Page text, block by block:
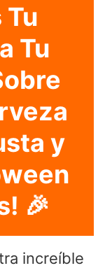
Tu
Tu
y
🎉
increíble